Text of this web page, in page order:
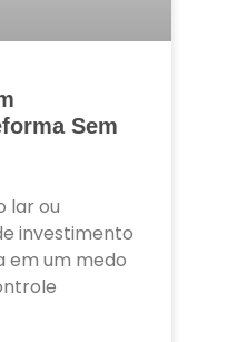
Sem
lar ou
investimento
em um medo